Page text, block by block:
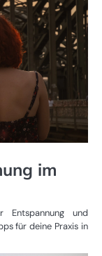
im
und
für deine Praxis in